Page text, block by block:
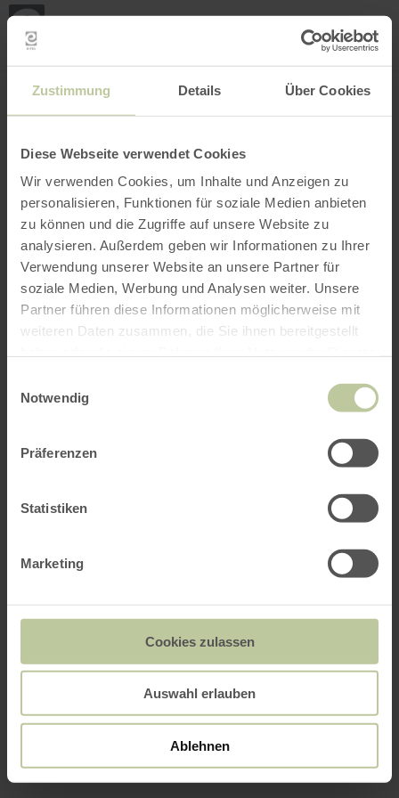
Zustimmung Details Über Cookies
Diese Webseite verwendet Cookies
Wir verwenden Cookies, um Inhalte und Anzeigen zu
personalisieren, Funktionen für soziale Medien anbieten
zu können und die Zugriffe auf unsere Website zu
analysieren. Außerdem geben wir Informationen zu Ihrer
Verwendung unserer Website an unsere Partner für
soziale Medien, Werbung und Analysen weiter. Unsere
Partner führen diese Informationen möglicherweise mit
weiteren Daten zusammen, die Sie ihnen bereitgestellt
Notwendig
Präferenzen
Statistiken
Marketing
Cookies zulassen
Auswahl erlauben
Ablehnen
CARTE INTERACTIVE
ma
Ouvrir le filtre